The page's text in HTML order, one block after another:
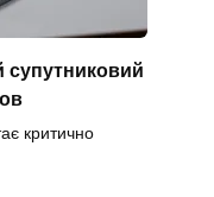
супутниковий
критично